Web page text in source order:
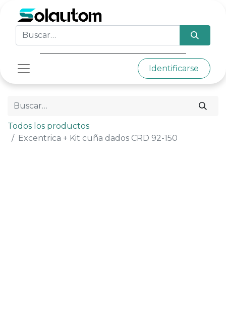
Identificarse
Todos los productos
Excentrica + Kit cuña dados CRD 92-150